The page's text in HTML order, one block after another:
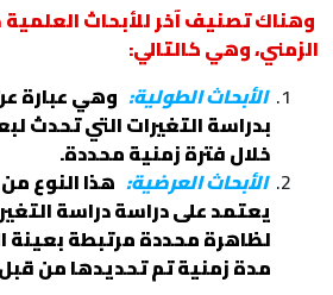
وهناك تصنيف آخر للأبحاث
الزمني، وهي كالتالي:
الأبحاث الطولية: وهي عبارة
بدراسة التغيرات التي تحدث
خلال فترة زمنية محددة.
الأبحاث العرضية: هذا النوع
يعتمد على دراسة دراسة
لظاهرة محددة مرتبطة بعينة
مدة زمنية تم تحديدها من